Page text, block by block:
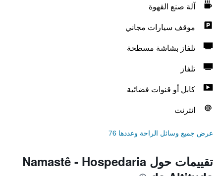
آلة صنع القهوة
موقف سيارات مجاني
تلفاز بشاشة مسطحة
تلفاز
كابل أو قنوات فضائية
انترنت
عرض جميع وسائل الراحة وعددها 76
تقييمات حول Namastê - Hospedaria